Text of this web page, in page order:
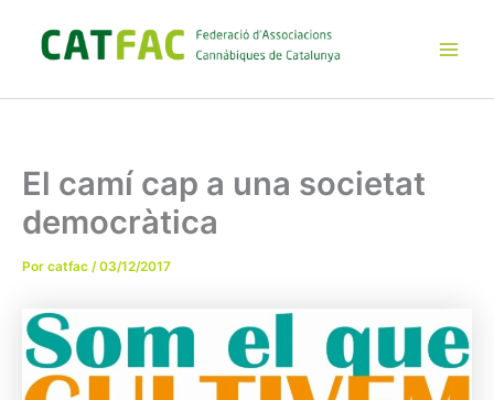
contenido
El camí cap a una societat
democràtica
Por catfac /03/12/2017